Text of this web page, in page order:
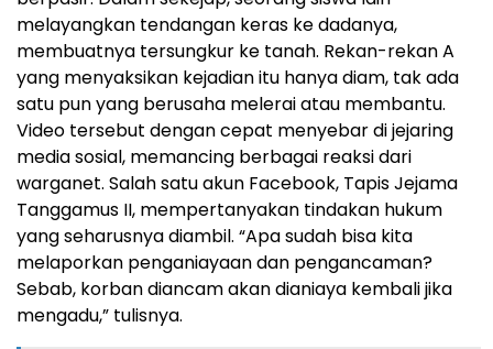
melayangkan tendangan keras ke dadanya,
membuatnya tersungkur ke tanah. Rekan-rekan A
yang menyaksikan kejadian itu hanya diam, tak ada
satu pun yang berusaha melerai atau membantu.
Video tersebut dengan cepat menyebar di jejaring
media sosial, memancing berbagai reaksi dari
warganet. Salah satu akun Facebook, Tapis Jejama
Tanggamus II, mempertanyakan tindakan hukum
yang seharusnya diambil. “Apa sudah bisa kita
melaporkan penganiayaan dan pengancaman?
Sebab, korban diancam akan dianiaya kembali jika
mengadu,” tulisnya.